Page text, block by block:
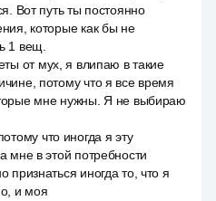
Вот путь ты постоянно
которые как бы не
1 вещ.
от мух, я влипаю в такие
потому что я все время
мне нужны. Я не выбираю
что иногда я эту
мне в этой потребности
признаться иногда то, что я
и моя